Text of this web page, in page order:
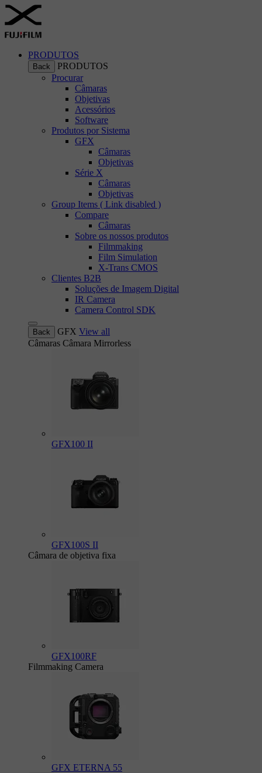
PRODUTOS
Back
PRODUTOS
Procurar
Câmaras
Objetivas
Acessórios
Software
Produtos por Sistema
GFX
Câmaras
Objetivas
Série X
Câmaras
Objetivas
Group Items ( Link disabled )
Compare
Câmaras
Sobre os nossos produtos
Filmmaking
Film Simulation
X-Trans CMOS
Clientes B2B
Soluções de Imagem Digital
IR Camera
Camera Control SDK
Back GFX View all
Câmaras Câmara Mirrorless
GFX100 II
GFX100S II
Câmara de objetiva fixa
GFX100RF
Filmmaking Camera
GFX ETERNA 55